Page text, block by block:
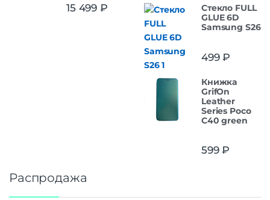
15 499 ₽
Стекло FULL
GLUE 6D
Samsung S26
499₽
Книжка
GrifOn
Leather
Series Poco
C40 green
599₽
Распродажа